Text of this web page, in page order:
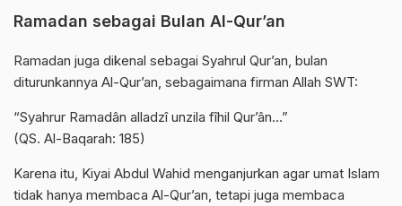
Ramadan sebagai Bulan Al-Qur’an
Ramadan juga dikenal sebagai Syahrul Qur’an, bulan
diturunkannya Al-Qur’an, sebagaimana firman Allah SWT:
“Syahrur Ramadân alladzî unzila fîhil Qur’ân…”
(QS. Al-Baqarah: 185)
Karena itu, Kiyai Abdul Wahid menganjurkan agar umat Islam
tidak hanya membaca Al-Qur’an, tetapi juga membaca